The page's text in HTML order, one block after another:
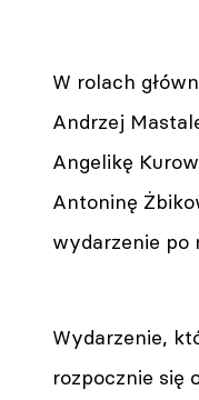
W rolach
Andrzej
Angelikę
Antoninę
wydarzenie po
Wydarzenie,
rozpocznie się